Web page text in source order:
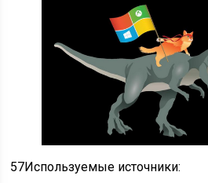
57Используемые источники: